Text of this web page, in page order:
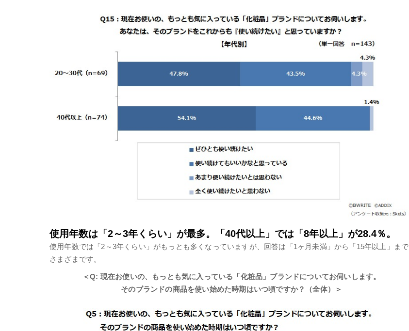
使用年数は「2～3年くらい」が最多。「40代以上」では「8年以上」が28.4％。
使用年数では「2～3年くらい」がもっとも多くなっていますが、回答は「1ヶ月未満」から「15年以上」まで
さまざまです。
＜Q: 現在お使いの、もっとも気に入っている「化粧品」ブランドについてお伺いします。
そのブランドの商品を使い始めた時期はいつ頃ですか？（全体）＞